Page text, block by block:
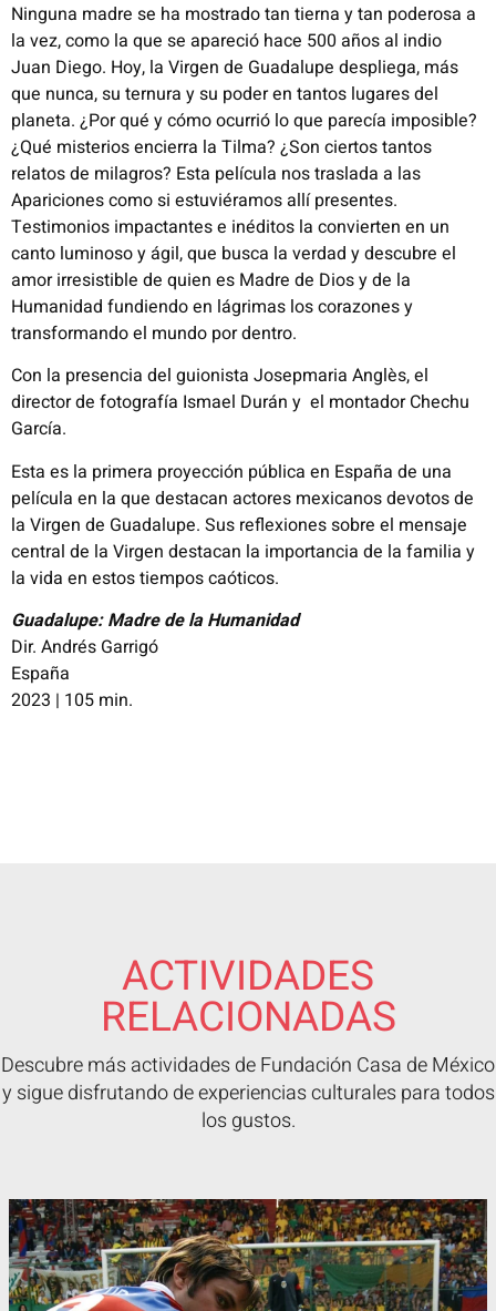
Ninguna madre se ha mostrado tan tierna y tan poderosa a
la vez, como la que se apareció hace 500 años al indio
Juan Diego. Hoy, la Virgen de Guadalupe despliega, más
que nunca, su ternura y su poder en tantos lugares del
planeta. ¿Por qué y cómo ocurrió lo que parecía imposible?
¿Qué misterios encierra la Tilma? ¿Son ciertos tantos
relatos de milagros? Esta película nos traslada a las
Apariciones como si estuviéramos allí presentes.
Testimonios impactantes e inéditos la convierten en un
canto luminoso y ágil, que busca la verdad y descubre el
amor irresistible de quien es Madre de Dios y de la
Humanidad fundiendo en lágrimas los corazones y
transformando el mundo por dentro.
Con la presencia del guionista Josepmaria Anglès, el
director de fotografía Ismael Durán y el montador Chechu
García.
Esta es la primera proyección pública en España de una
película en la que destacan actores mexicanos devotos de
la Virgen de Guadalupe. Sus reflexiones sobre el mensaje
central de la Virgen destacan la importancia de la familia y
la vida en estos tiempos caóticos.
Guadalupe: Madre de la Humanidad
Dir. Andrés Garrigó
España
2023 | 105 min.
ACTIVIDADES
RELACIONADAS
Descubre más actividades de Fundación Casa de México
y sigue disfrutando de experiencias culturales para todos
los gustos.